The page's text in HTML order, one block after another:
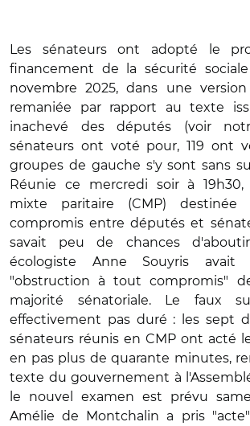
Les sénateurs ont adopté le
financement de la sécurité sociale
novembre 2025, dans une
remaniée par rapport au texte
inachevé des députés (voir
sénateurs ont voté pour, 119 ont
groupes de gauche s'y sont sans
Réunie ce mercredi soir à 19h30,
mixte paritaire (CMP)
compromis entre députés et
savait peu de chances
écologiste Anne Souyris avait
"obstruction à tout compromis"
majorité sénatoriale. Le faux
effectivement pas duré : les sept
sénateurs réunis en CMP ont acté
en pas plus de quarante minutes,
texte du gouvernement à
le nouvel examen est prévu
Amélie de Montchalin a pris